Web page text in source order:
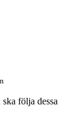
följa dessa